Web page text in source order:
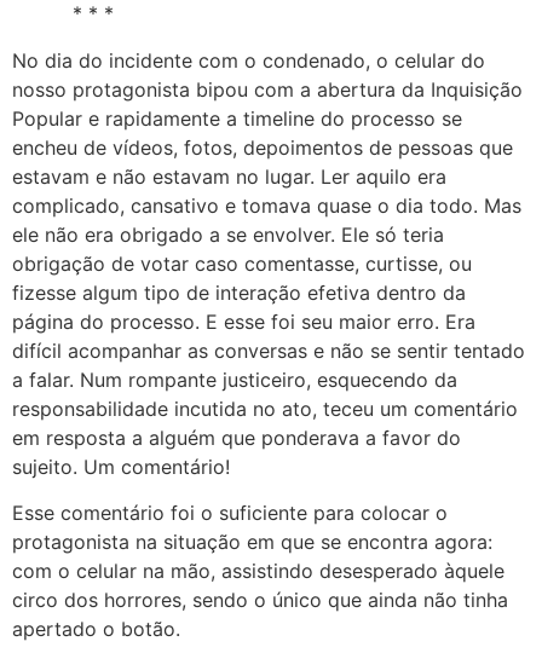
* * *
No dia do incidente com o condenado, o celular do
nosso protagonista bipou com a abertura da Inquisição
Popular e rapidamente a timeline do processo se
encheu de vídeos, fotos, depoimentos de pessoas que
estavam e não estavam no lugar. Ler aquilo era
complicado, cansativo e tomava quase o dia todo. Mas
ele não era obrigado a se envolver. Ele só teria
obrigação de votar caso comentasse, curtisse, ou
fizesse algum tipo de interação efetiva dentro da
página do processo. E esse foi seu maior erro. Era
difícil acompanhar as conversas e não se sentir tentado
a falar. Num rompante justiceiro, esquecendo da
responsabilidade incutida no ato, teceu um comentário
em resposta a alguém que ponderava a favor do
sujeito. Um comentário!
Esse comentário foi o suficiente para colocar o
protagonista na situação em que se encontra agora:
com o celular na mão, assistindo desesperado àquele
circo dos horrores, sendo o único que ainda não tinha
apertado o botão.